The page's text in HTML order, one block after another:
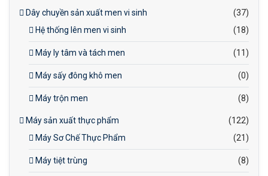
Dây chuyền sản xuất men vi sinh
(37)
Hệ thống lên men vi sinh
(18)
Máy ly tâm và tách men (11)
Máy sấy đông khô men (0)
Máy trộn men (8)
Máy sản xuất thực phẩm
(122)
Máy Sơ Chế Thực Phẩm
(21)
Máy tiệt trùng (8)